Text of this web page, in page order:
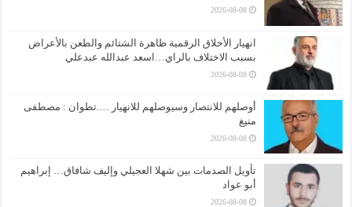
2026-08-08
انهيار الأخلاق الرقمية ظاهرة الشتائم والطعن بالأعراض
بسبب الاختلاف بالراي…اسعد عبدالله عبدعلي
2026-08-08
أوصلهم للانتصار وسيوصلهم للانهيار ….تطوان : مصطفى
منيغ
2026-08-08
تأويل الصدمات بين شهلا العجيلي وإليف شافاق… إبراهيم
أبو عواد
2026-08-08